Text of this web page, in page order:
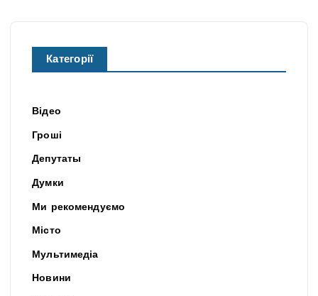
Категорії
Відео
Гроші
Депутаты
Думки
Ми рекомендуємо
Місто
Мультимедіа
Новини